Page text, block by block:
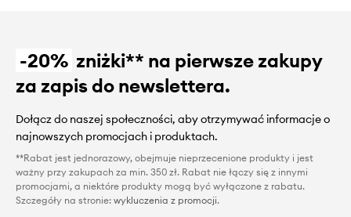
-20% zniżki** na pierwsze zakupy
za zapis do newslettera.
Dołącz do naszej społeczności, aby otrzymywać informacje o
najnowszych promocjach i produktach.
**Rabat jest jednorazowy, obejmuje nieprzecenione produkty i jest
ważny przy zakupach za min. 350 zł. Rabat nie łączy się z innymi
promocjami, a niektóre produkty mogą być wyłączone z rabatu.
Szczegóły na stronie: wykluczenia z promocji.